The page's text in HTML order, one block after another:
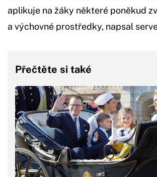
aplikuje na žáky některé poněkud
a výchovné prostředky, napsal
Přečtěte si také